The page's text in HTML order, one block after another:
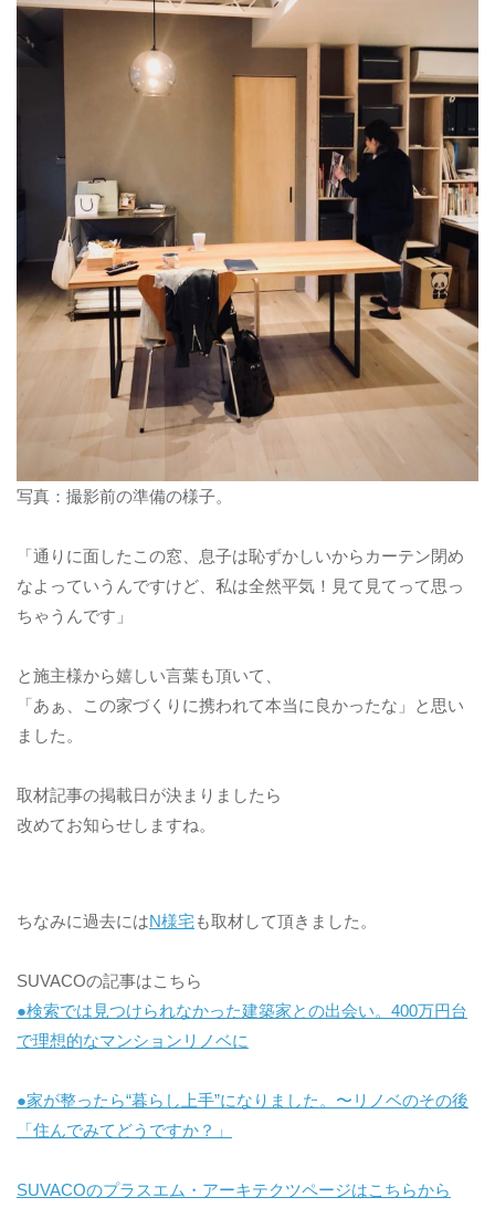
写真：撮影前の準備の様子。
「通りに面したこの窓、息子は恥ずかしいからカーテン閉め
なよっていうんですけど、私は全然平気！見て見てって思っ
ちゃうんです」
と施主様から嬉しい言葉も頂いて、
「あぁ、この家づくりに携われて本当に良かったな」と思い
ました。
取材記事の掲載日が決まりましたら
改めてお知らせしますね。
ちなみに過去にはN様宅も取材して頂きました。
SUVACOの記事はこちら
●検索では見つけられなかった建築家との出会い。400万円台
で理想的なマンションリノベに
●家が整ったら“暮らし上手”になりました。〜リノベのその後
「住んでみてどうですか？」
SUVACOのプラスエム・アーキテクツページはこちらから